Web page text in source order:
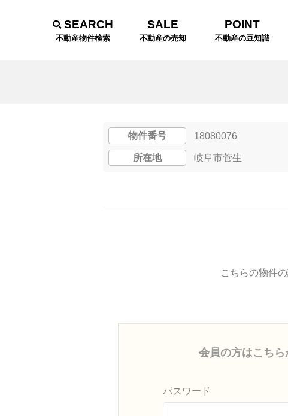
SEARCH
不動産物件検索
SALE
不動産の売却
POINT
不動産の豆知識
物件番号 18080076
所在地 岐阜市菅生
こちらの物件
会員の方はこちら
パスワード